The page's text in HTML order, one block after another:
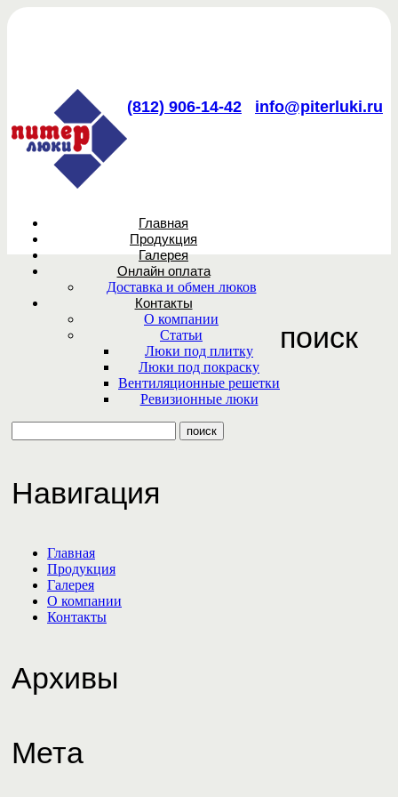
(812) 906-14-42 info@piterluki.ru
Главная
Продукция
Галерея
Онлайн оплата
Доставка и обмен люков
Контакты
О компании
Статьи
Люки под плитку
Люки под покраску
Вентиляционные решетки
Ревизионные люки
поиск
Навигация
Главная
Продукция
Галерея
О компании
Контакты
Архивы
Мета